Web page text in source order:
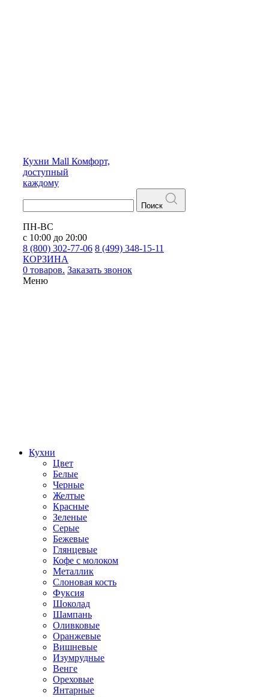
Кухни Mall Комфорт,
доступный
каждому
Поиск
ПН-ВС
с 10:00 до 20:00
8 (800) 302-77-06 8 (499) 348-15-11
КОРЗИНА
0 товаров. Заказать звонок
Меню
Кухни
Цвет
Белые
Черные
Желтые
Красные
Зеленые
Серые
Бежевые
Глянцевые
Кофе с молоком
Металлик
Слоновая кость
Фуксия
Шоколад
Шампань
Оливковые
Оранжевые
Вишневые
Изумрудные
Венге
Ореховые
Янтарные